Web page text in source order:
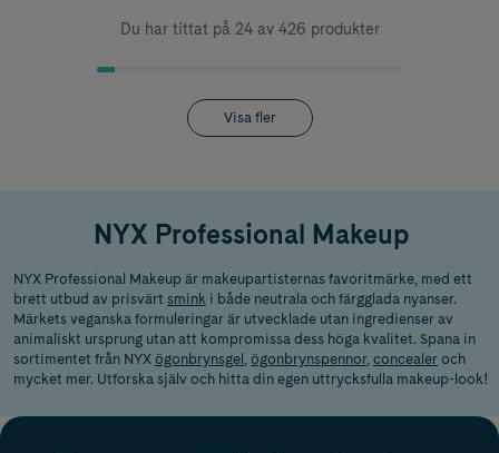
Du har tittat på 24 av 426 produkter
Visa fler
NYX Professional Makeup
NYX Professional Makeup är makeupartisternas favoritmärke, med ett
brett utbud av prisvärt smink i både neutrala och färgglada nyanser.
Märkets veganska formuleringar är utvecklade utan ingredienser av
animaliskt ursprung utan att kompromissa dess höga kvalitet. Spana in
sortimentet från NYX ögonbrynsgel ögonbrynspennor, concealer och
mycket mer. Utforska själv och hitta din egen uttrycksfulla makeup-look!